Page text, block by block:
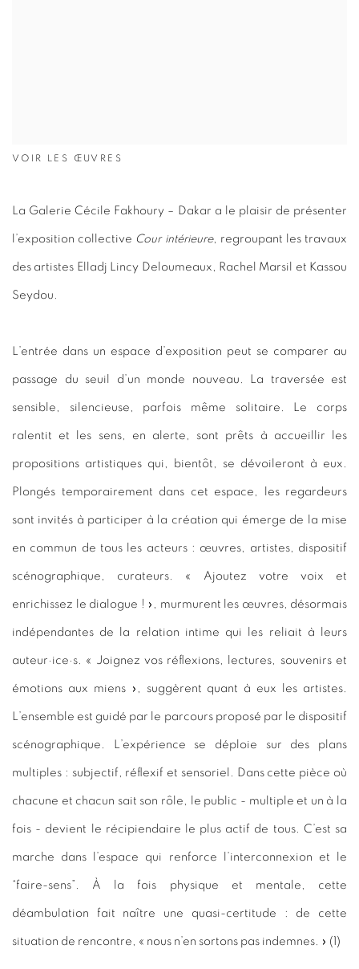
VOIR LES ŒUVRES
La Galerie Cécile Fakhoury – Dakar a le plaisir de présenter
l’exposition collective Cour intérieure, regroupant les travaux
des artistes Elladj Lincy Deloumeaux, Rachel Marsil et Kassou
Seydou.
L’entrée dans un espace d’exposition peut se comparer au
passage du seuil d’un monde nouveau. La traversée est
sensible, silencieuse, parfois même solitaire. Le corps
ralentit et les sens, en alerte, sont prêts à accueillir les
propositions artistiques qui, bientôt, se dévoileront à eux.
Plongés temporairement dans cet espace, les regardeurs
sont invités à participer à la création qui émerge de la mise
en commun de tous les acteurs : œuvres, artistes, dispositif
scénographique, curateurs. « Ajoutez votre voix et
enrichissez le dialogue ! », murmurent les œuvres, désormais
indépendantes de la relation intime qui les reliait à leurs
auteur·ice·s. « Joignez vos réflexions, lectures, souvenirs et
émotions aux miens », suggèrent quant à eux les artistes.
L’ensemble est guidé par le parcours proposé par le dispositif
scénographique. L’expérience se déploie sur des plans
multiples : subjectif, réflexif et sensoriel. Dans cette pièce où
chacune et chacun sait son rôle, le public - multiple et un à la
fois - devient le récipiendaire le plus actif de tous. C’est sa
marche dans l’espace qui renforce l’interconnexion et le
“faire-sens”. À la fois physique et mentale, cette
déambulation fait naître une quasi-certitude : de cette
situation de rencontre, « nous n’en sortons pas indemnes. » (1)